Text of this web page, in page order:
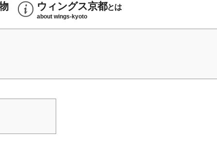
ウィングス京都とは
about wings-kyoto